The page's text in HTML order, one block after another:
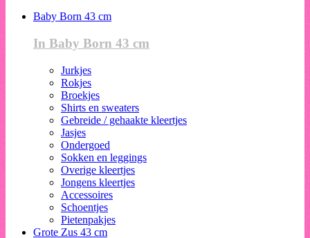
Baby Born 43 cm
In Baby Born 43 cm
Jurkjes
Rokjes
Broekjes
Shirts en sweaters
Gebreide / gehaakte kleertjes
Jasjes
Ondergoed
Sokken en leggings
Overige kleertjes
Jongens kleertjes
Accessoires
Schoentjes
Pietenpakjes
Grote Zus 43 cm